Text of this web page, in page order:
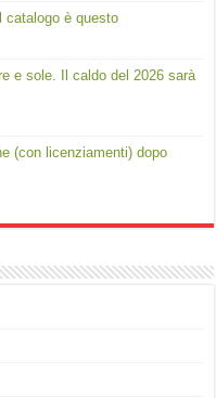
catalogo è questo
e sole. Il caldo del 2026 sarà
(con licenziamenti) dopo